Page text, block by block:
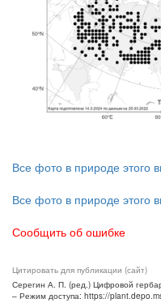
Все фото в природе этого
Все фото в природе этого
Сообщить об ошибке
Цитировать для публикации (сайт)
Серегин А. П. (ред.) Цифровой
– Режим доступа: https://